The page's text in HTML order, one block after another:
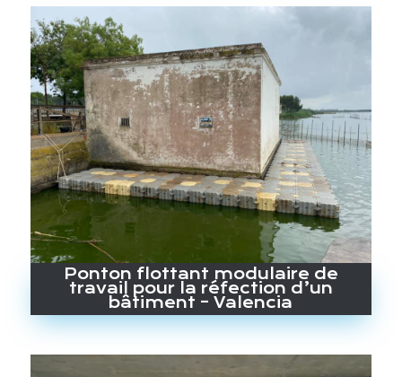
Ponton flottant modulaire de
travail pour la réfection d’un
bâtiment – Valencia